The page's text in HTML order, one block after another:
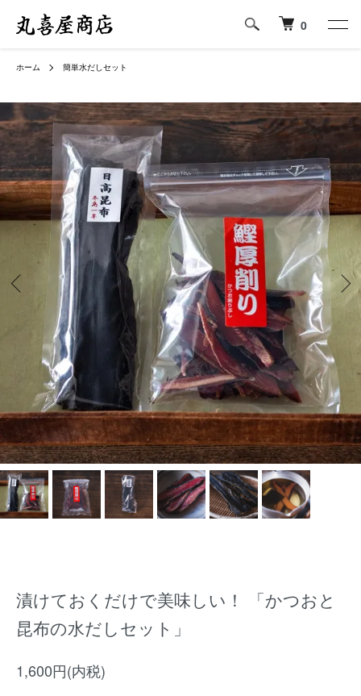
0
ホーム 簡単水だしセット
漬けておくだけで美味しい！ 「かつおと
昆布の水だしセット」
1,600円(内税)